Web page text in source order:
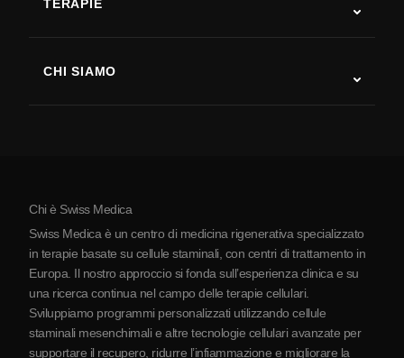
Malattia di Parkinson
Artrite
TERAPIE
CHI SIAMO
La Serbia
Partnership
Chi è Swiss Medica
Swiss Medica è un centro di medicina rigenerativa specializzato
in terapie basate su cellule staminali, con centri di trattamento in
Europa. Il nostro approccio si fonda sull’esperienza clinica e su
una ricerca continua nel campo delle terapie cellulari.
Sviluppiamo programmi personalizzati utilizzando cellule
staminali mesenchimali e altre tecnologie cellulari avanzate per
supportare il recupero, ridurre l’infiammazione e migliorare la